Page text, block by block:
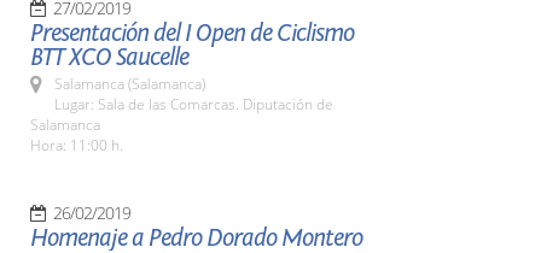
27/02/2019
Presentación del I Open de Ciclismo
BTT XCO Saucelle
Salamanca (Salamanca)
Lugar: Sala de las Comarcas. Diputación de
Salamanca
Hora: 11:00 h.
26/02/2019
Homenaje a Pedro Dorado Montero